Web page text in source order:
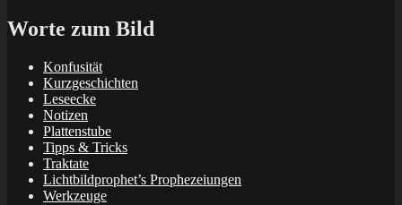
Worte zum Bild
Konfusität
Kurzgeschichten
Leseecke
Notizen
Plattenstube
Tipps & Tricks
Traktate
Lichtbildprophet’s Prophezeiungen
Werkzeuge